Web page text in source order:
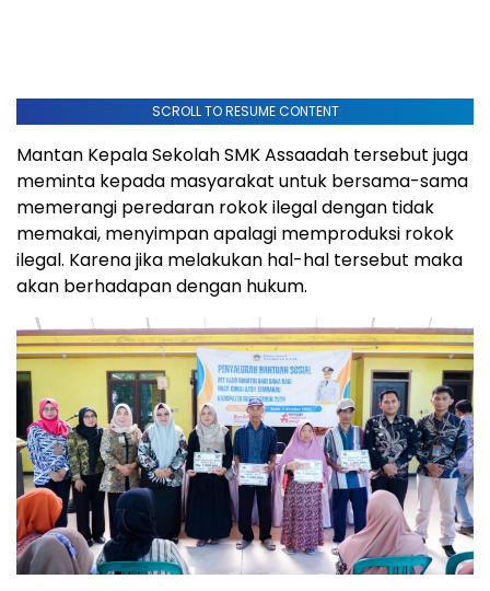
SCROLL TO RESUME CONTENT
Mantan Kepala Sekolah SMK Assaadah tersebut juga
meminta kepada masyarakat untuk bersama-sama
memerangi peredaran rokok ilegal dengan tidak
memakai, menyimpan apalagi memproduksi rokok
ilegal. Karena jika melakukan hal-hal tersebut maka
akan berhadapan dengan hukum.